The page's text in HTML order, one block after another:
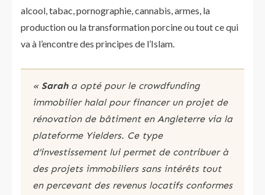
alcool, tabac, pornographie, cannabis, armes, la
production ou la transformation porcine ou tout ce qui
va à l’encontre des principes de l’Islam.
« Sarah a opté pour le crowdfunding
immobilier halal pour financer un projet de
rénovation de bâtiment en Angleterre via la
plateforme Yielders. Ce type
d’investissement lui permet de contribuer à
des projets immobiliers sans intérêts tout
en percevant des revenus locatifs conformes